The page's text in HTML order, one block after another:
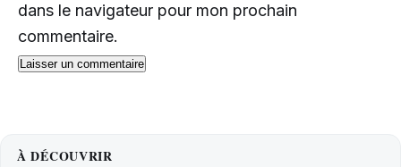
dans le navigateur pour mon prochain
commentaire.
À DÉCOUVRIR